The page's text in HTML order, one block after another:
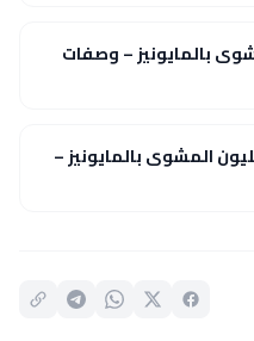
بالمايونيز – وصفات
المشوى بالمايونيز –